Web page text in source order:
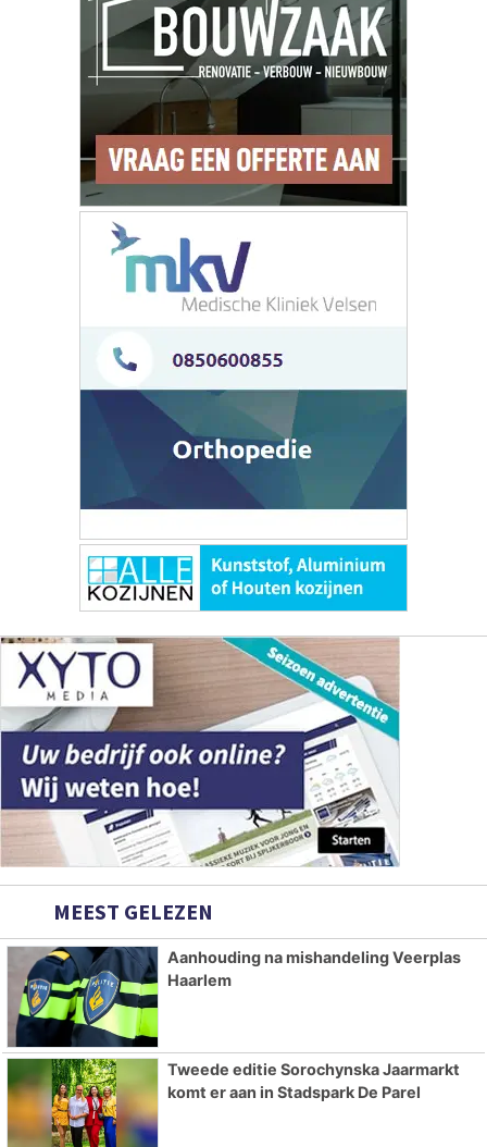
MEEST GELEZEN
Aanhouding na mishandeling Veerplas
Haarlem
Tweede editie Sorochynska Jaarmarkt
komt er aan in Stadspark De Parel